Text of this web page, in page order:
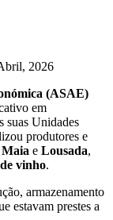
2026
(ASAE)
em
suas Unidades
produtores e
Maia e Lousada,
vinho.
armazenamento
estavam prestes a